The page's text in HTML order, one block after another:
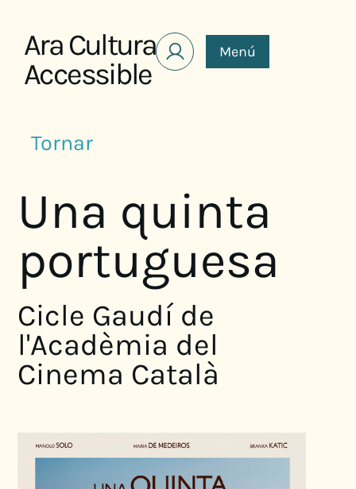
Ara Cultura
Accessible
Menú
Tornar
Una quinta
portuguesa
Cicle Gaudí de
l'Acadèmia del
Cinema Català